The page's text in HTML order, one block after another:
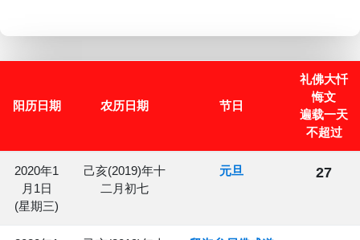
阳历日期 农历日期 节日
礼佛大忏
悔文
遍载一天
不超过
2020年1
月1日
(星期三)
己亥(2019)年十
二月初七
元旦 27